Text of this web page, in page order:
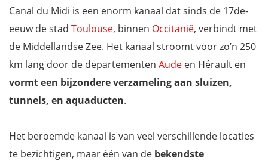
Canal du Midi is een enorm kanaal dat sinds de 17de-
eeuw de stad Toulouse, binnen Occitanië, verbindt met
de Middellandse Zee. Het kanaal stroomt voor zo’n 250
km lang door de departementen Aude en Hérault en
vormt een bijzondere verzameling aan sluizen,
tunnels, en aquaducten.
Het beroemde kanaal is van veel verschillende locaties
te bezichtigen, maar één van de bekendste